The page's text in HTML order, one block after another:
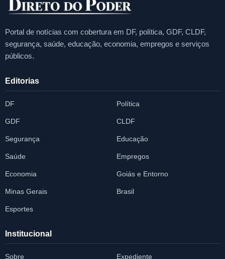
Portal de notícias com cobertura em DF, política, GDF, CLDF,
segurança, saúde, educação, economia, empregos e serviços
públicos.
Editorias
DF Política
GDF CLDF
Segurança Educação
Saúde Empregos
Economia Goiás e Entorno
Minas Gerais Brasil
Esportes
Institucional
Sobre Expediente